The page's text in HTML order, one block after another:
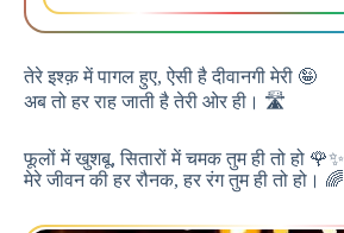
तेरे इश्क़ में पागल हुए, ऐसी है दीवानगी मेरी 🤪
अब तो हर राह जाती है तेरी ओर ही। 🛣️
फूलों में खुशबू, सितारों में चमक तुम ही तो हो 🌹✨
मेरे जीवन की हर रौनक, हर रंग तुम ही तो हो। 🌈